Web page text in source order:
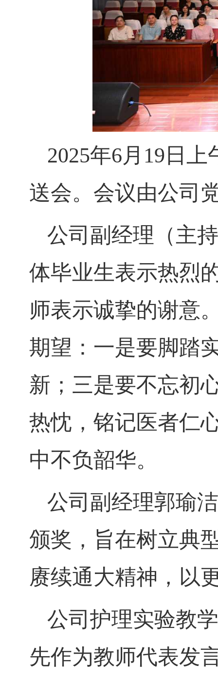
2025年6月19日
送会。会议由公司
公司副经理（主
体毕业生表示热烈
师表示诚挚的谢意
期望：一是要脚踏
新；三是要不忘初
热忱，铭记医者仁
中不负韶华。
公司副经理郭瑜
颁奖，旨在树立典
赓续通大精神，以
公司护理实验教
先作为教师代表发